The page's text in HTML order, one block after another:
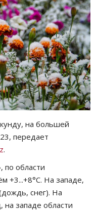
на большей
передает
.
по области
+3...+8°C. На западе,
снег). На
на западе области